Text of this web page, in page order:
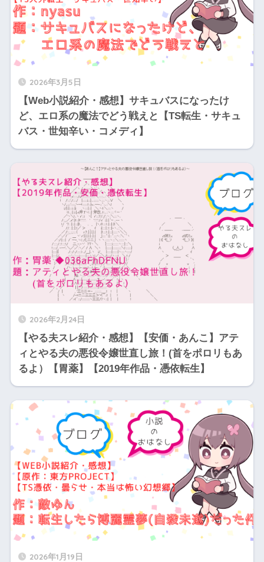
2026年3月5日
【Web小説紹介・感想】サキュバスになったけ
ど、エロ系の魔法でどう戦えと【TS転生・サキュ
バス・世知辛い・コメディ】
2026年2月24日
【やる夫スレ紹介・感想】【安価・あんこ】アテ
ィとやる夫の悪役令嬢世直し旅！(首をポロリもあ
るよ）【胃薬】【2019年作品・憑依転生】
2026年1月19日